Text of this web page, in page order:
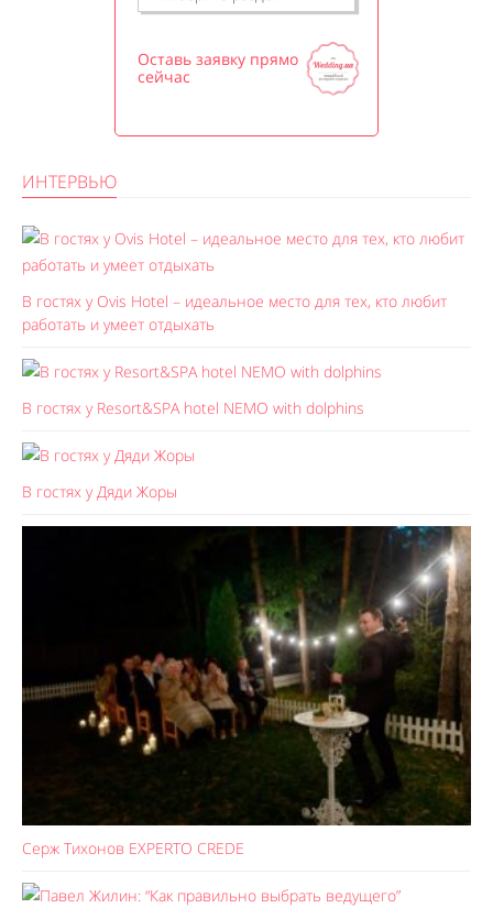
Оставь заявку прямо
сейчас
ИНТЕРВЬЮ
В гостях у Ovis Hotel – идеальное место для тех, кто любит
работать и умеет отдыхать
В гостях у Resort&SPA hotel NEMO with dolphins
В гостях у Дяди Жоры
Серж Тихонов EXPERTO CREDE